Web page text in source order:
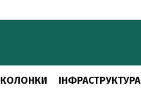
КОЛОНКИ ІНФРАСТРУКТУРА